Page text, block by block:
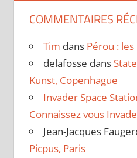
COMMENTAIRES
Tim dans Pérou :
delafosse dans
Kunst, Copenhague
Invader Space
Connaissez vous
Jean-Jacques
Picpus, Paris